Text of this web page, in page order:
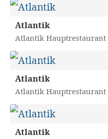
Atlantik
Atlantik Hauptrestaurant
Atlantik
Atlantik Hauptrestaurant
Atlantik